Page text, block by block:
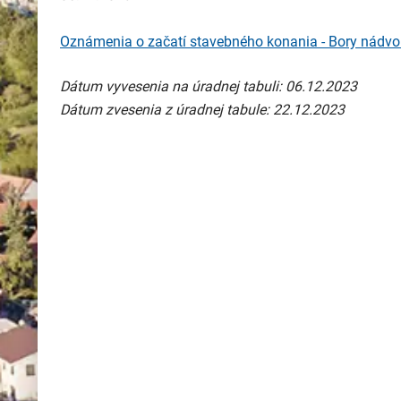
Oznámenia o začatí stavebného konania - Bory
Dátum vyvesenia na úradnej tabuli: 06.12.2023
Dátum zvesenia z úradnej tabule: 22.12.2023